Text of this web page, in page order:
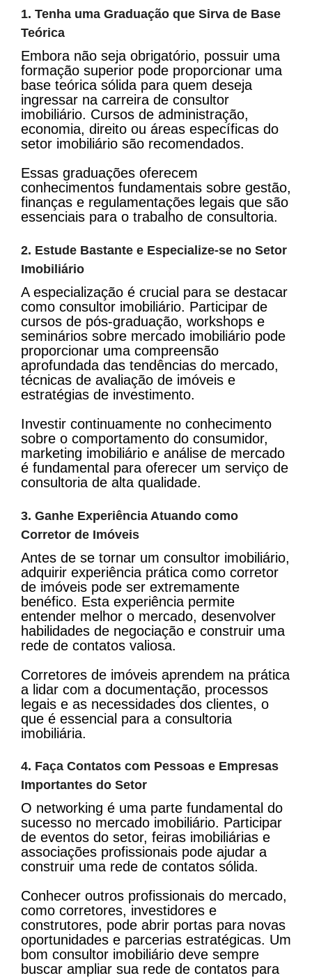
1. Tenha uma Graduação que Sirva de Base
Teórica
Embora não seja obrigatório, possuir uma
formação superior pode proporcionar uma
base teórica sólida para quem deseja
ingressar na carreira de consultor
imobiliário. Cursos de administração,
economia, direito ou áreas específicas do
setor imobiliário são recomendados.
Essas graduações oferecem
conhecimentos fundamentais sobre gestão,
finanças e regulamentações legais que são
essenciais para o trabalho de consultoria.
2. Estude Bastante e Especialize-se no Setor
Imobiliário
A especialização é crucial para se destacar
como consultor imobiliário. Participar de
cursos de pós-graduação, workshops e
seminários sobre mercado imobiliário pode
proporcionar uma compreensão
aprofundada das tendências do mercado,
técnicas de avaliação de imóveis e
estratégias de investimento.
Investir continuamente no conhecimento
sobre o comportamento do consumidor,
marketing imobiliário e análise de mercado
é fundamental para oferecer um serviço de
consultoria de alta qualidade.
3. Ganhe Experiência Atuando como
Corretor de Imóveis
Antes de se tornar um consultor imobiliário,
adquirir experiência prática como corretor
de imóveis pode ser extremamente
benéfico. Esta experiência permite
entender melhor o mercado, desenvolver
habilidades de negociação e construir uma
rede de contatos valiosa.
Corretores de imóveis aprendem na prática
a lidar com a documentação, processos
legais e as necessidades dos clientes, o
que é essencial para a consultoria
imobiliária.
4. Faça Contatos com Pessoas e Empresas
Importantes do Setor
O networking é uma parte fundamental do
sucesso no mercado imobiliário. Participar
de eventos do setor, feiras imobiliárias e
associações profissionais pode ajudar a
construir uma rede de contatos sólida.
Conhecer outros profissionais do mercado,
como corretores, investidores e
construtores, pode abrir portas para novas
oportunidades e parcerias estratégicas. Um
bom consultor imobiliário deve sempre
buscar ampliar sua rede de contatos para